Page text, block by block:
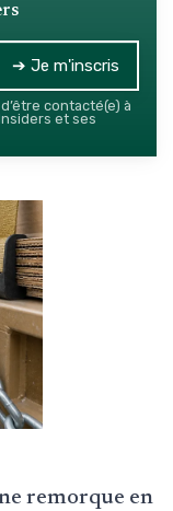
➔ Je m'inscris
contacté(e) à
et ses
remorque en